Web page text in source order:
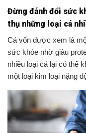
Đừng đánh đổi sức
thụ những loại cá
Cá vốn được xem là
sức khỏe nhờ giàu
nhiều loại cá lại có thể
một loại kim loại nặng